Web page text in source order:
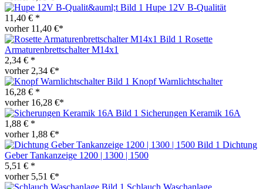
Hupe 12V B-Qualität
11,40 € *
vorher 11,40 €*
Rosette
Armaturenbrettschalter M14x1
2,34 € *
vorher 2,34 €*
Knopf Warnlichtschalter
16,28 € *
vorher 16,28 €*
Sicherungen Keramik 16A
1,88 € *
vorher 1,88 €*
Dichtung
Geber Tankanzeige 1200 | 1300 | 1500
5,51 € *
vorher 5,51 €*
Schlauch Waschanlage